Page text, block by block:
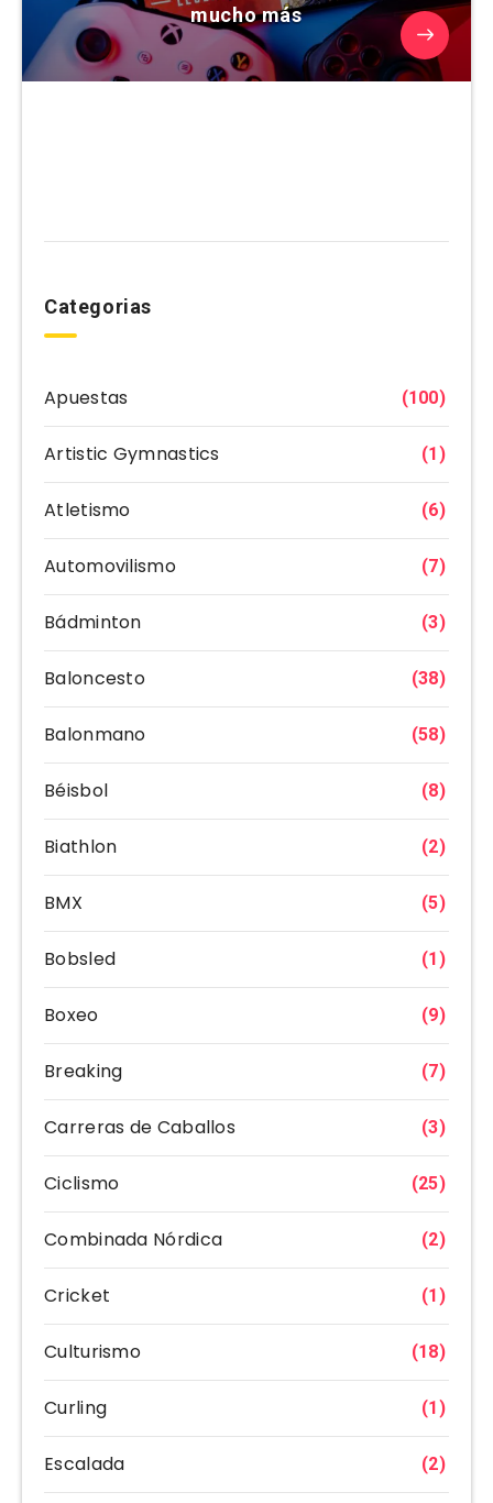
mucho más
Categorias
Apuestas (100)
Artistic Gymnastics (1)
Atletismo (6)
Automovilismo (7)
Bádminton (3)
Baloncesto (38)
Balonmano (58)
Béisbol (8)
Biathlon (2)
BMX (5)
Bobsled (1)
Boxeo (9)
Breaking (7)
Carreras de Caballos (3)
Ciclismo (25)
Combinada Nórdica (2)
Cricket (1)
Culturismo (18)
Curling (1)
Escalada (2)